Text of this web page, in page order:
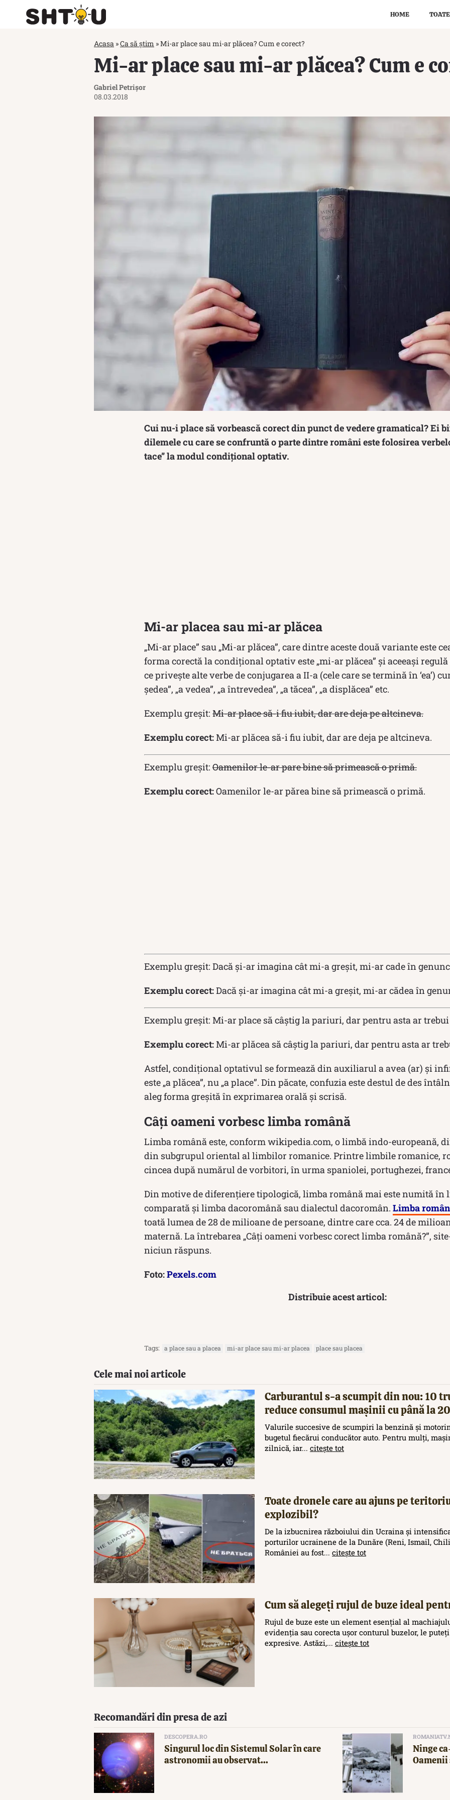
HOME
Acasa »Ca să știm »Mi-ar place sau mi-ar plăcea? Cum e corect?
Mi-ar place sau mi-ar plăcea? Cum e
Gabriel Petrișor
08.03.2018
Cui nu-i place să vorbească corect din punct de vedere gramatical? Ei
dilemele cu care se confruntă o parte dintre români este folosirea
tace” la modul condițional optativ.
Mi-ar placea sau mi-ar plăcea
„Mi-ar place” sau „Mi-ar plăcea”, care dintre aceste două variante este
forma corectă la condițional optativ este „mi-ar plăcea” și aceeași
ce privește alte verbe de conjugarea a II-a (cele care se termină în ‘ea’)
ședea”, „a vedea”, „a întrevedea”, „a tăcea”, „a displăcea” etc.
Exemplu greșit: Mi-ar place să-i fiu iubit, dar are deja pe altcineva.
Exemplu corect:Mi-ar plăcea să-i fiu iubit, dar are deja pe altcineva.
Exemplu greșit: Oamenilor le-ar pare bine să primească o primă.
Exemplu corect:Oamenilor le-ar părea bine să primească o primă.
Exemplu greșit: Dacă și-ar imagina cât mi-a greșit, mi-ar cade în
Exemplu corect:Dacă și-ar imagina cât mi-a greșit, mi-ar cădea în
Exemplu greșit: Mi-ar place să câştig la pariuri, dar pentru asta ar trebui
Exemplu corect:Mi-ar plăcea să câştig la pariuri, dar pentru asta ar
Astfel, condiţional optativul se formează din auxiliarul a avea (ar) şi
este „a plăcea”, nu „a place”. Din păcate, confuzia este destul de des
aleg forma greșită în exprimarea orală și scrisă.
Câți oameni vorbesc limba română
Limba română este, conform wikipedia.com, o limbă indo-europeană,
din subgrupul oriental al limbilor romanice. Printre limbile romanice,
cincea după numărul de vorbitori, în urma spaniolei, portughezei,
Din motive de diferențiere tipologică, limba română mai este numită
comparată și limba dacoromână sau dialectul dacoromân. Limba
toată lumea de 28 de milioane de persoane, dintre care cca. 24 de
maternă. La întrebarea „Câți oameni vorbesc corect limba română?”,
niciun răspuns.
Foto:Pexels.com
Distribuie acest articol:
Tags: a place sau a placea mi-ar place sau mi-ar placea place sau placea
Cele mai noi articole
Carburantul s-a scumpit din nou: 10
reduce consumul mașinii cu până la
Valurile succesive de scumpiri la benzină și
bugetul fiecărui conducător auto. Pentru mulți,
zilnică, iar... citește tot
Toate dronele care au ajuns pe
explozibil?
De la izbucnirea războiului din Ucraina și
porturilor ucrainene de la Dunăre (Reni, Ismail,
României au fost... citește tot
Cum să alegeți rujul de buze ideal
Rujul de buze este un element esențial al
evidenția sau corecta ușor conturul buzelor, le
expresive. Astăzi,... citește tot
Recomandări din presa de azi
DESCOPERA.RO
Singurul loc din Sistemul Solar în care
astronomii au observat...
Ninge
Oamenii